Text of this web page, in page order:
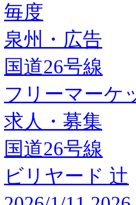
毎度
泉州・広告
国道26号線
フリーマーケ
求人・募集
国道26号線
ビリヤード 辻